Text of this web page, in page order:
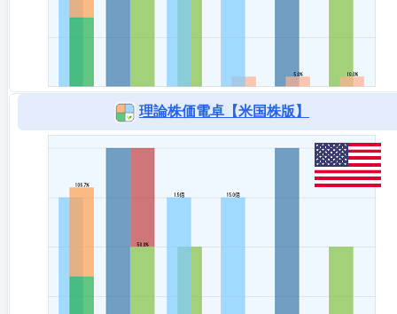
理論株価電卓【米国株版】